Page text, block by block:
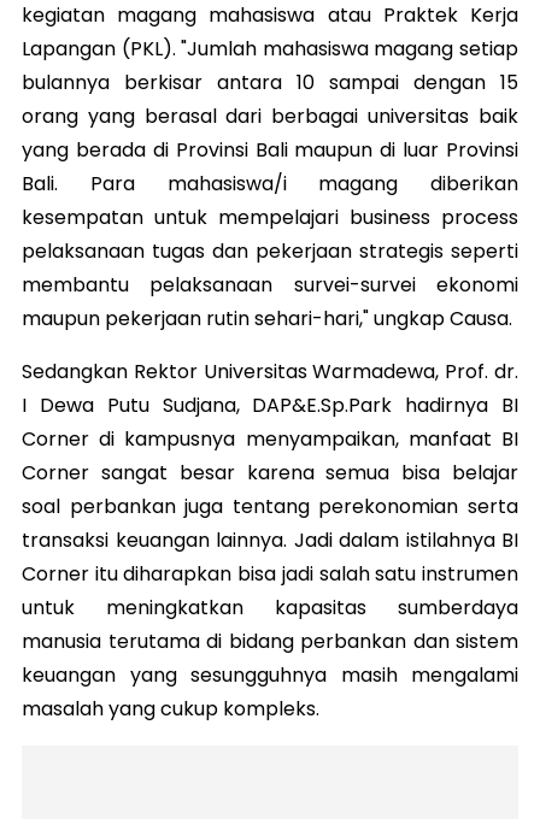
kegiatan magang mahasiswa atau Praktek Kerja
Lapangan (PKL). "Jumlah mahasiswa magang setiap
bulannya berkisar antara 10 sampai dengan 15
orang yang berasal dari berbagai universitas baik
yang berada di Provinsi Bali maupun di luar Provinsi
Bali. Para mahasiswa/i magang diberikan
kesempatan untuk mempelajari business process
pelaksanaan tugas dan pekerjaan strategis seperti
membantu pelaksanaan survei-survei ekonomi
maupun pekerjaan rutin sehari-hari," ungkap Causa.
Sedangkan Rektor Universitas Warmadewa, Prof. dr.
I Dewa Putu Sudjana, DAP&E.Sp.Park hadirnya BI
Corner di kampusnya menyampaikan, manfaat BI
Corner sangat besar karena semua bisa belajar
soal perbankan juga tentang perekonomian serta
transaksi keuangan lainnya. Jadi dalam istilahnya BI
Corner itu diharapkan bisa jadi salah satu instrumen
untuk meningkatkan kapasitas sumberdaya
manusia terutama di bidang perbankan dan sistem
keuangan yang sesungguhnya masih mengalami
masalah yang cukup kompleks.